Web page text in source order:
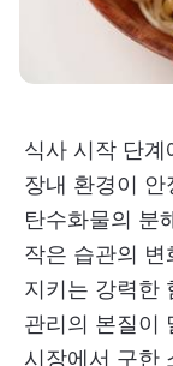
식사 시작 단
장내 환경이
탄수화물의 분
작은 습관의
지키는 강력한
관리의 본질이
시장에서 구한